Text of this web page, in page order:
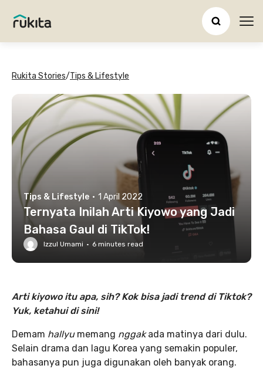
Rukita Stories/Tips & Lifestyle
Tips & Lifestyle · 1 April 2022
Ternyata Inilah Arti Kiyowo yang Jadi
Bahasa Gaul di TikTok!
Izzul Umami · 6 minutes read
Arti kiyowo itu apa, sih? Kok bisa jadi trend di Tiktok?
Yuk, ketahui di sini!
Demam hallyumemang nggakada matinya dari dulu.
Selain drama dan lagu Korea yang semakin populer,
bahasanya pun juga digunakan oleh banyak orang.